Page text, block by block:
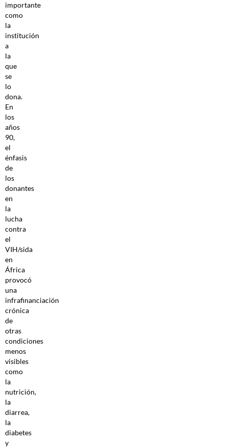
importante
como
la
institución
a
la
que
se
lo
dona.
En
los
años
90,
el
énfasis
de
los
donantes
en
la
lucha
contra
el
VIH/sida
en
África
provocó
una
infrafinanciación
crónica
de
otras
condiciones
menos
visibles
como
la
nutrición,
la
diarrea,
la
diabetes
y